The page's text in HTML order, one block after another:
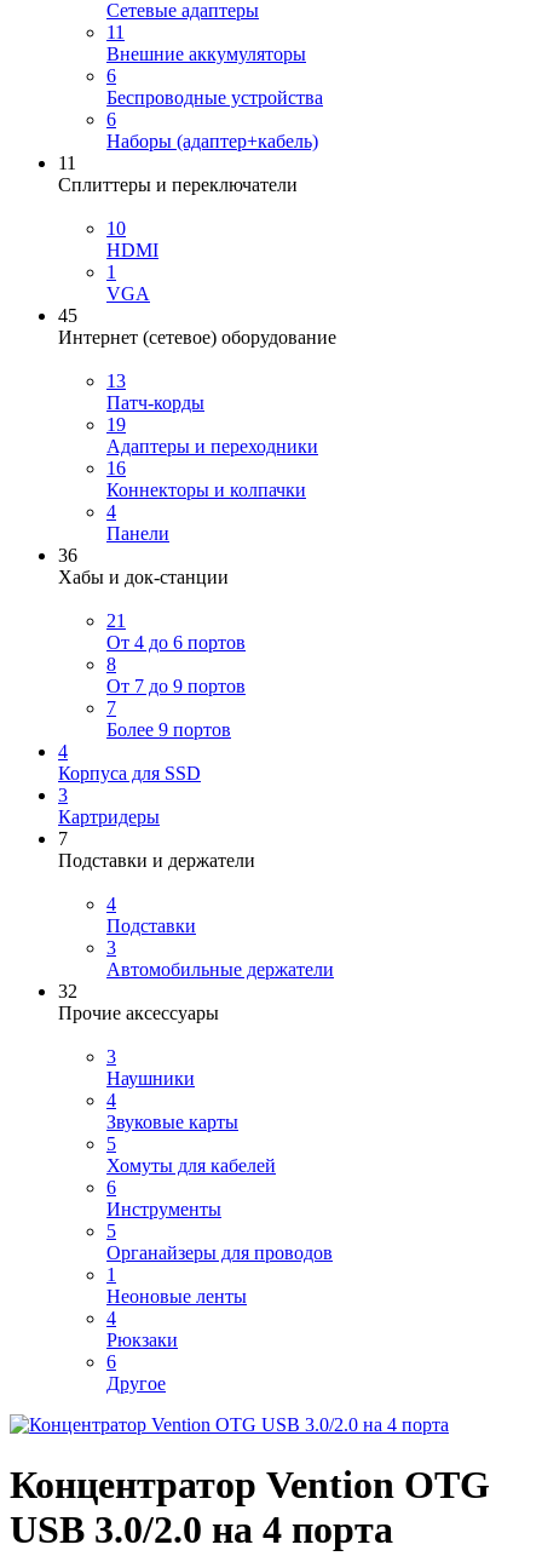
Сетевые адаптеры
11
Внешние аккумуляторы
6
Беспроводные устройства
6
Наборы (адаптер+кабель)
11
Сплиттеры и переключатели
10
HDMI
1
VGA
45
Интернет (сетевое) оборудование
13
Патч-корды
19
Адаптеры и переходники
16
Коннекторы и колпачки
4
Панели
36
Хабы и док-станции
21
От 4 до 6 портов
8
От 7 до 9 портов
7
Более 9 портов
4
Корпуса для SSD
3
Картридеры
7
Подставки и держатели
4
Подставки
3
Автомобильные держатели
32
Прочие аксессуары
3
Наушники
4
Звуковые карты
5
Хомуты для кабелей
6
Инструменты
5
Органайзеры для проводов
1
Неоновые ленты
4
Рюкзаки
6
Другое
Концентратор Vention OTG
USB 3.0/2.0 на 4 порта